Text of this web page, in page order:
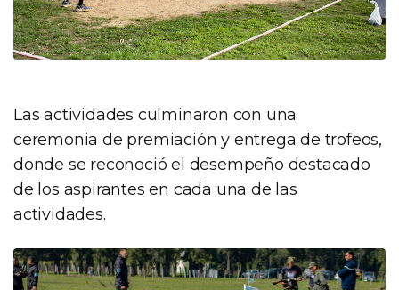
Las actividades culminaron con una
ceremonia de premiación y entrega de trofeos,
donde se reconoció el desempeño destacado
de los aspirantes en cada una de las
actividades.